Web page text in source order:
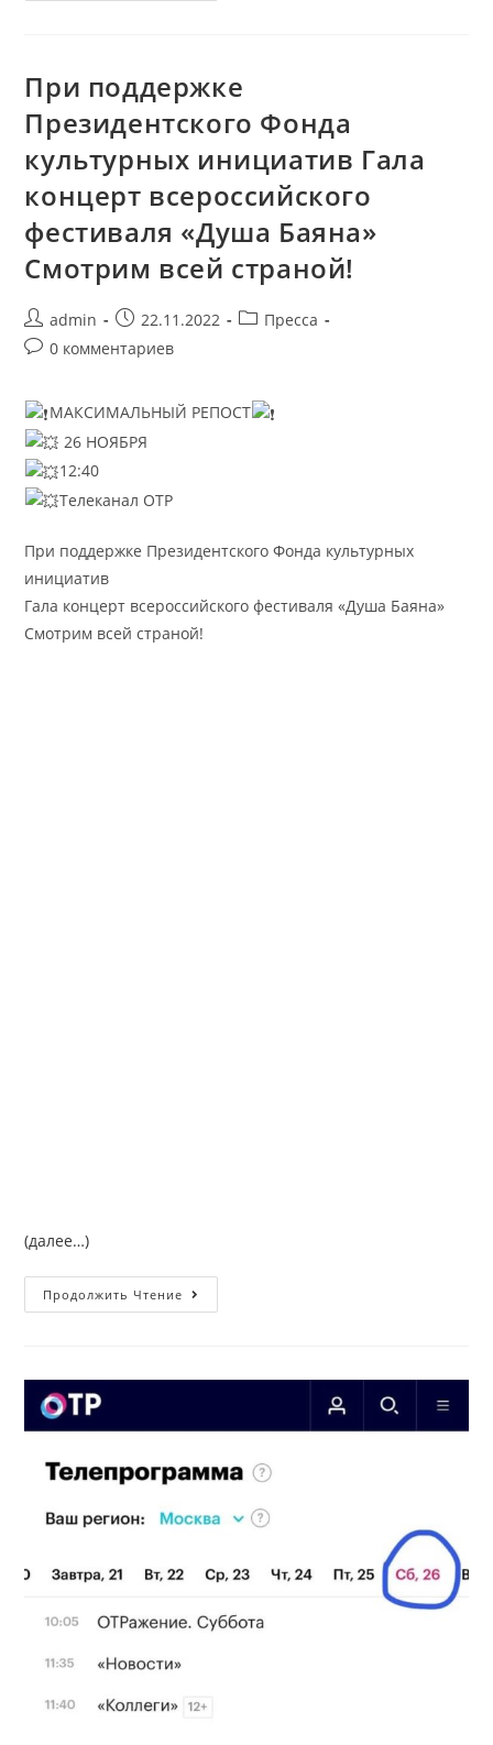
При поддержке
Президентского Фонда
культурных инициатив Гала
концерт всероссийского
фестиваля «Душа Баяна»
Смотрим всей страной!
admin 22.11.2022
Пресса
0 комментариев
МАКСИМАЛЬНЫЙ РЕПОСТ
26 НОЯБРЯ
12:40
Телеканал ОТР
При поддержке Президентского Фонда культурных
инициатив
Гала концерт всероссийского фестиваля «Душа Баяна»
Смотрим всей страной!
(далее…)
Продолжить Чтение